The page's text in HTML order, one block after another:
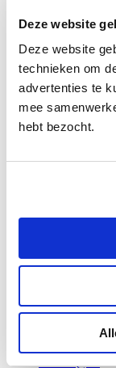
Deze website
Deze website
technieken om
advertenties te
mee
hebt bezocht.
Categories:Columns
Algemeen
Columns
Digitale
Digitale
Digitale